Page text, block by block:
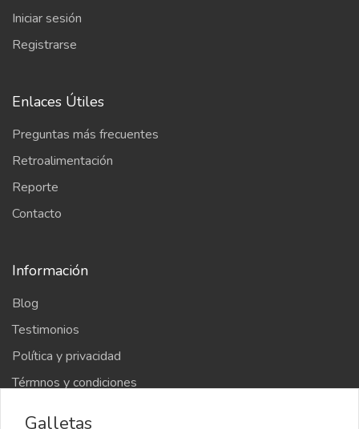
Iniciar sesión
Registrarse
Enlaces Útiles
Preguntas más frecuentes
Retroalimentación
Reporte
Contacto
Información
Blog
Testimonios
Política y privacidad
Térmnos y condiciones
Galletas